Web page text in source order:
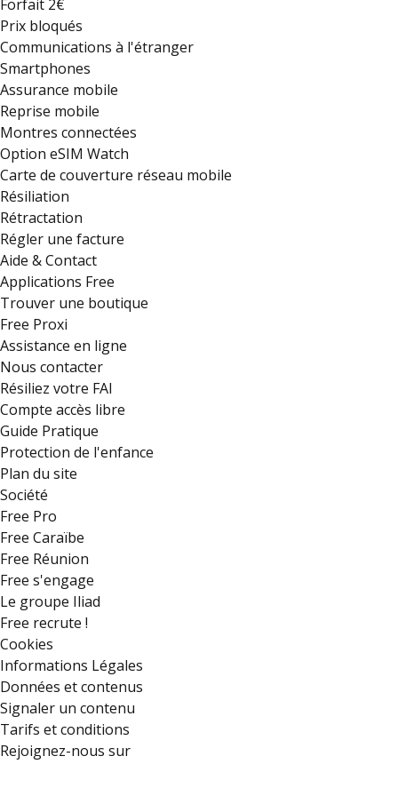
Forfait 2€
Prix bloqués
Communications à l'étranger
Smartphones
Assurance mobile
Reprise mobile
Montres connectées
Option eSIM Watch
Carte de couverture réseau mobile
Résiliation
Rétractation
Régler une facture
Aide & Contact
Applications Free
Trouver une boutique
Free Proxi
Assistance en ligne
Nous contacter
Résiliez votre FAI
Compte accès libre
Guide Pratique
Protection de l'enfance
Plan du site
Société
Free Pro
Free Caraïbe
Free Réunion
Free s'engage
Le groupe Iliad
Free recrute !
Cookies
Informations Légales
Données et contenus
Signaler un contenu
Tarifs et conditions
Rejoignez-nous sur